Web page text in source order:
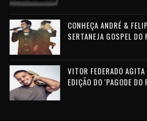
CONHEÇA ANDRÉ &
SERTANEJA GOSPEL DO
VITOR FEDERADO
EDIÇÃO DO 'PAGODE DO